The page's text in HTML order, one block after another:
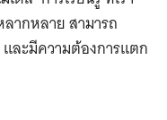
ากหลาย สามารถ
ละมีความต้องการแตก